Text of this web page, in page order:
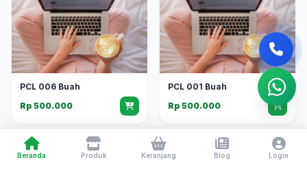
PCL 006 Buah
Rp 500.000
PCL 001 Buah
Rp 500.000
Beranda Produk Keranjang Blog Login